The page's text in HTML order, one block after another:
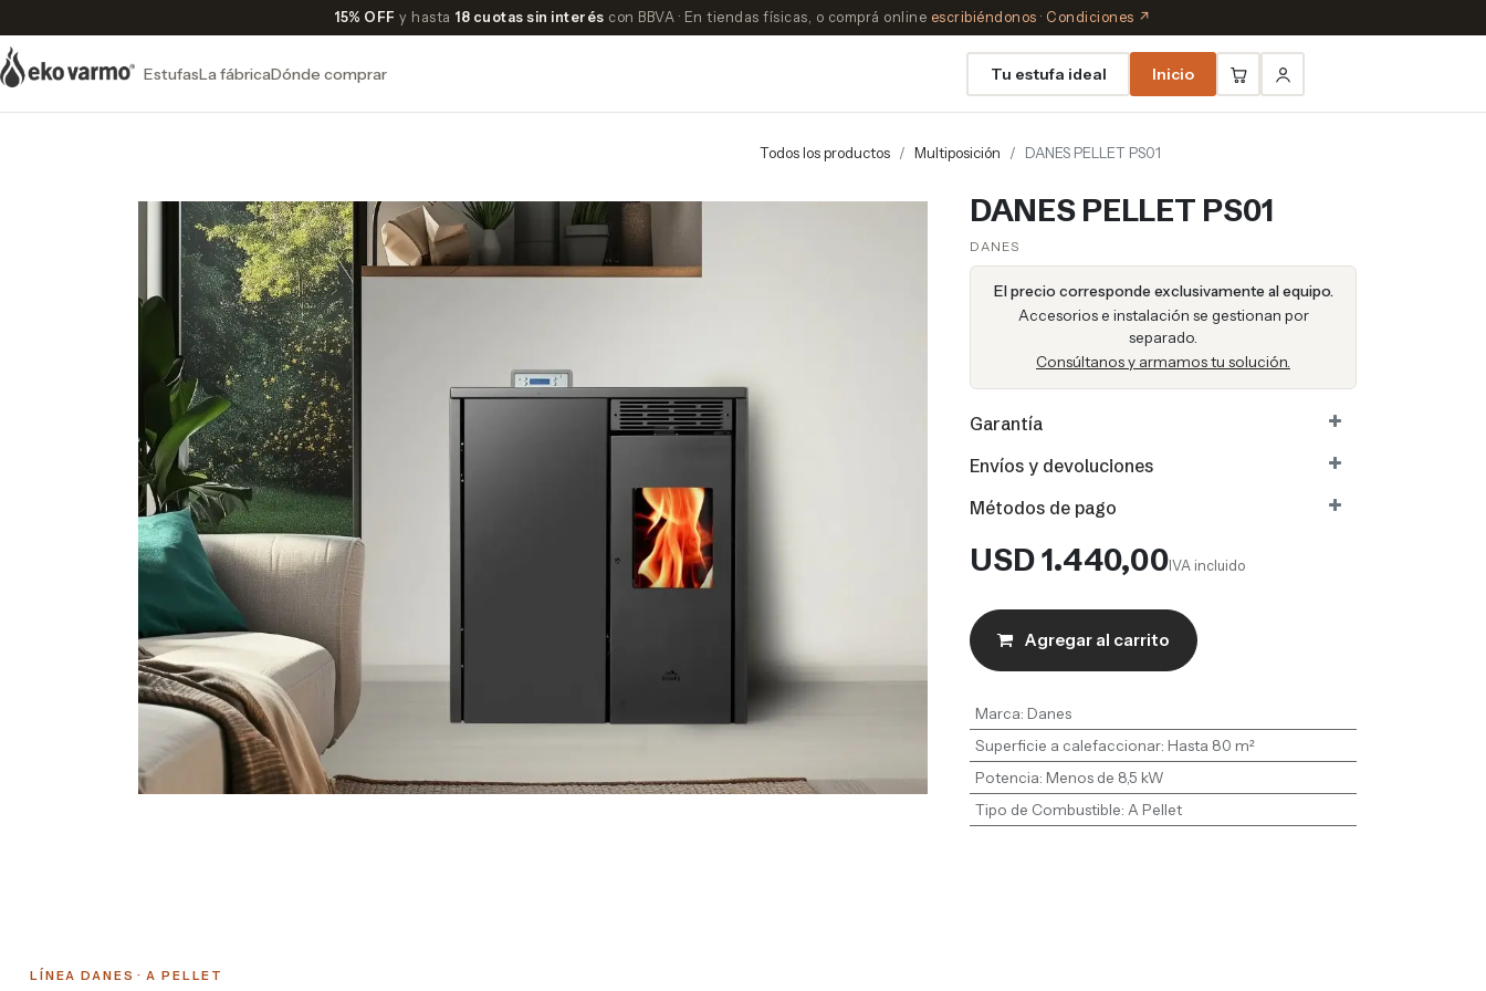
15% OFF y hasta 18 cuotas sin interés con BBVA · En tiendas físicas, o comprá online escribiéndonos · Condiciones ↗
EstufasLa fábricaDónde comprar Tu estufa ideal Inicio
Todos los productos Multiposición DANES PELLET PS01
DANES PELLET PS01
DANES
El precio corresponde exclusivamente al equipo.
Accesorios e instalación se gestionan por
separado.
Consúltanos y armamos tu solución.
Garantía
Envíos y devoluciones
Métodos de pago
USD1.440,00 IVA incluido
Agregar al carrito
Marca: Danes
Superficie a calefaccionar: Hasta 80 m²
Potencia: Menos de 8,5 kW
Tipo de Combustible: A Pellet
LÍNEA DANES · A PELLET